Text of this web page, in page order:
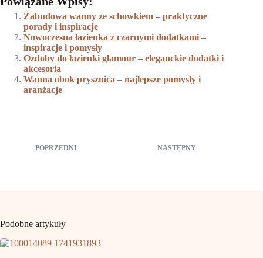
Zabudowa wanny ze schowkiem – praktyczne
porady i inspiracje
Nowoczesna łazienka z czarnymi dodatkami –
inspiracje i pomysły
Ozdoby do łazienki glamour – eleganckie dodatki i
akcesoria
Wanna obok prysznica – najlepsze pomysły i
aranżacje
POPRZEDNI NASTĘPNY
Podobne artykuły